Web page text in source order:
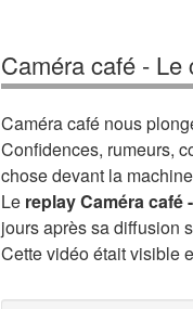
Caméra café -
Caméra café nous
Confidences, rumeurs,
chose devant la
Le replay Caméra
jours après sa diffusion
Cette vidéo était visible